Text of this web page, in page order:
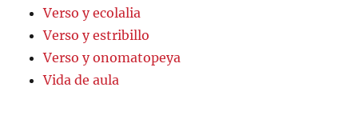
Verso y ecolalia
Verso y estribillo
Verso y onomatopeya
Vida de aula